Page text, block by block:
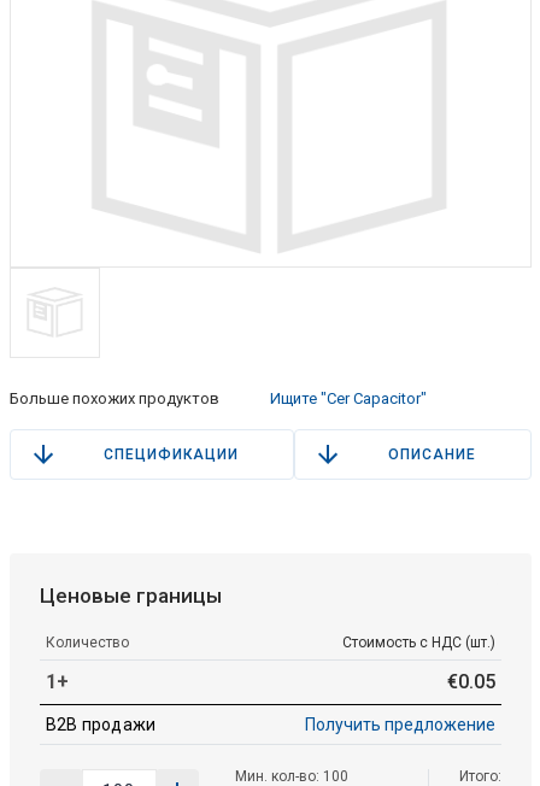
Больше похожих продуктов Ищите "Cer Capacitor"
СПЕЦИФИКАЦИИ ОПИСАНИЕ
Ценовые границы
Количество Стоимость с НДС (шт.)
1+ €0.05
B2B продажи Получить предложение
Мин. кол-во: 100
Итого: